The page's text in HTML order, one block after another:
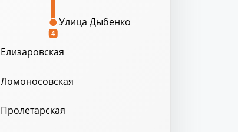
4
Улица Дыбенко
Пролетарская
Ломоносовская
Елизаровская